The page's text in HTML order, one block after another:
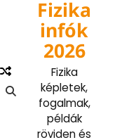
content
Fizika
infók
2026
Fizika
képletek,
fogalmak,
példák
röviden és